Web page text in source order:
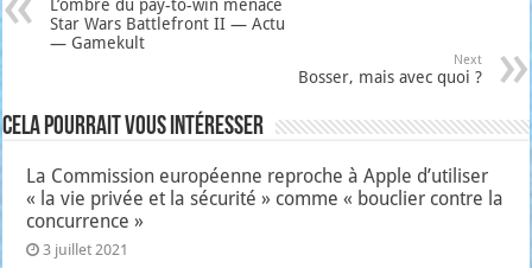
L’ombre du pay-to-win menace
Star Wars Battlefront II — Actu
— Gamekult
Next
Bosser, mais avec quoi ?
Cela pourrait vous intéresser
La Commission européenne reproche à Apple d’utiliser
« la vie privée et la sécurité » comme « bouclier contre la
concurrence »
3 juillet 2021